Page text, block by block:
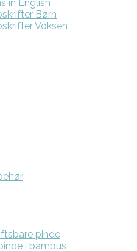
in English
Børn
Voksen
pinde
i bambus